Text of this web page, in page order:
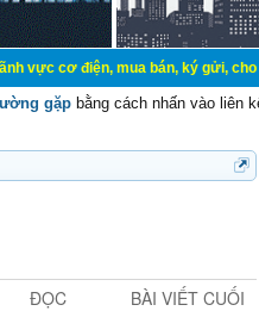
mua bán, ký gửi, cho thuê
gặp bằng cách nhấn vào liên
ĐỌC BÀI VIẾT CUỐI